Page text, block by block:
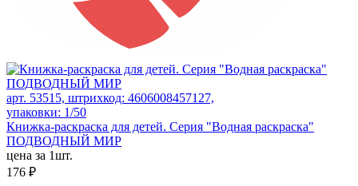
арт. 53515, штрихкод: 4606008457127,
упаковки: 1/50
Книжка-раскраска для детей. Серия "Водная раскраска"
ПОДВОДНЫЙ МИР
цена за 1шт.
176 ₽